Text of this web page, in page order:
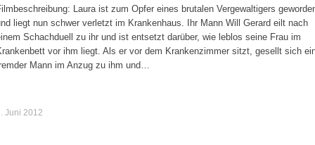
Laura ist zum Opfer eines brutalen Vergewaltigers
liegt nun schwer verletzt im Krankenhaus. Ihr Mann Will Gerard eilt nach
Schachduell zu ihr und ist entsetzt darüber, wie leblos seine Frau im
vor ihm liegt. Als er vor dem Krankenzimmer sitzt, gesellt sich
Mann im Anzug zu ihm und…
Juni 2012